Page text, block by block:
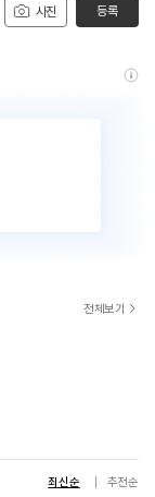
사진 등록
전체보기
최신순 추천순